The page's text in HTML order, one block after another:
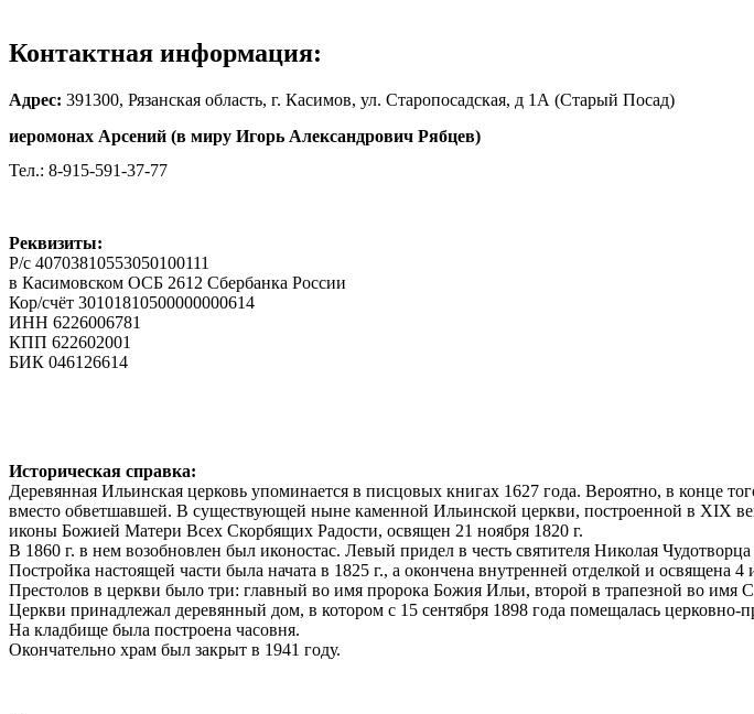
Контактная информация:
Адрес: 391300, Рязанская область, г. Касимов, ул. Старопосадская, д 1А (Старый Посад)
иеромонах Арсений (в миру Игорь Александрович Рябцев)
Тел.: 8-915-591-37-77
Реквизиты:
Р/с 40703810553050100111
в Касимовском ОСБ 2612 Сбербанка России
Кор/счёт 30101810500000000614
ИНН 6226006781
КПП 622602001
БИК 046126614
Историческая справка:
Деревянная Ильинская церковь упоминается в писцовых книгах 1627 года. Вероятно, в конце
вместо обветшавшей. В существующей ныне каменной Ильинской церкви, построенной в XIX
иконы Божией Матери Всех Скорбящих Радости, освящен 21 ноября 1820 г.
В 1860 г. в нем возобновлен был иконостас. Левый придел в честь святителя Николая
Постройка настоящей части была начата в 1825 г., а окончена внутренней отделкой и освящена
Престолов в церкви было три: главный во имя пророка Божия Ильи, второй в трапезной во
Церкви принадлежал деревянный дом, в котором с 15 сентября 1898 года помещалась церковно-
На кладбище была построена часовня.
Окончательно храм был закрыт в 1941 году.